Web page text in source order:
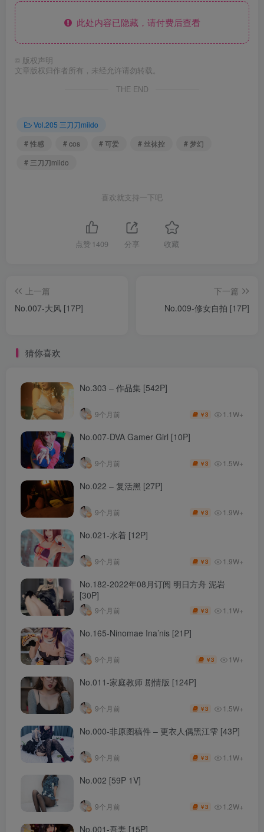
此处内容已隐藏，请付费后查看
© 版权声明
文章版权归作者所有，未经允许请勿转载。
THE END
Vol.205 三刀刀miido
# 性感
# cos # 可爱 # 丝袜控
# 梦幻
# 三刀刀miido
喜欢就支持一下吧
点赞 1409 分享 收藏
上一篇
No.007-大风 [17P]
下一篇
No.009-修女自拍 [17P]
猜你喜欢
No.303 – 作品集 [542P]
9个月前 ￥3 1.1W+
No.007-DVA Gamer Girl [10P]
9个月前 ￥3 1.5W+
No.022 – 复活黑 [27P]
9个月前 ￥3 1.9W+
No.021-水着 [12P]
9个月前 ￥3 1.9W+
No.182-2022年08月订阅 明日方舟 泥岩
[30P]
9个月前 ￥3 1.1W+
No.165-Ninomae Ina’nis [21P]
9个月前 ￥3 1W+
No.011-家庭教师 剧情版 [124P]
9个月前 ￥3 1.5W+
No.000-非原图稿件 – 更衣人偶黑江雫 [43P]
9个月前 ￥3 1.1W+
No.002 [59P 1V]
9个月前 ￥3 1.2W+
No.001-吾妻 [15P]